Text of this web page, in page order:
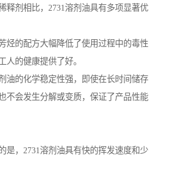
释剂相比，2731溶剂油具有多项显著优
烃的配方大幅降低了使用过程中的毒性
人的健康提供了好。
油的化学稳定性强，即使在长时间储存
不会发生分解或变质，保证了产品性能
是，2731溶剂油具有快的挥发速度和少